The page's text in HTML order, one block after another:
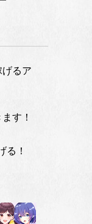
げるア
す！
る！